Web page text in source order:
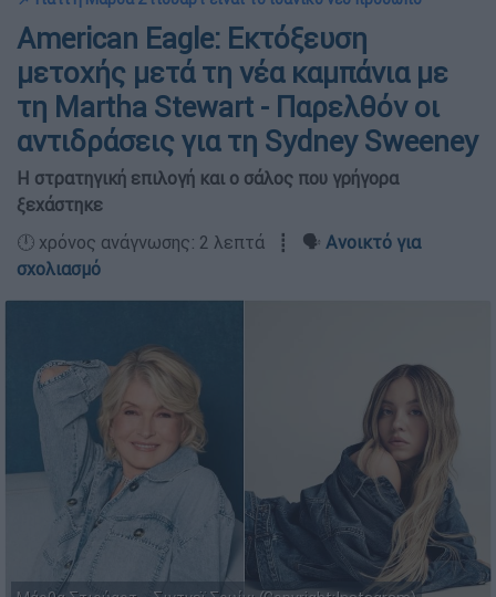
American Eagle: Εκτόξευση
μετοχής μετά τη νέα καμπάνια με
τη Martha Stewart - Παρελθόν οι
αντιδράσεις για τη Sydney Sweeney
Η στρατηγική επιλογή και ο σάλος που γρήγορα
ξεχάστηκε
🕛 χρόνος ανάγνωσης: 2 λεπτά ┋ 🗣️ Ανοικτό για
σχολιασμό